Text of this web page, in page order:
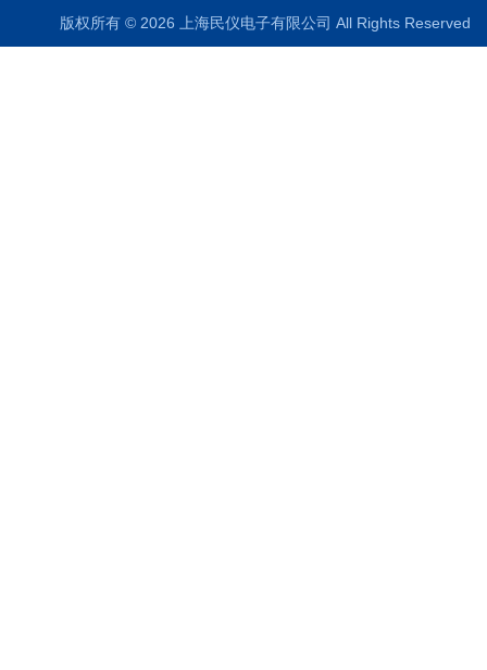
版权所有 © 2026 上海民仪电子有限公司 All Rights